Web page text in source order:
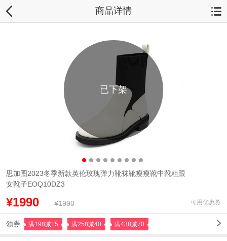
商品详情
已下架
思加图2023冬季新款英伦玫瑰弹力靴袜靴瘦瘦靴中靴粗跟
女靴子EOQ10DZ3
¥1990 ¥1990 可用优惠券
领券 满198减15 满258减40 满438减70